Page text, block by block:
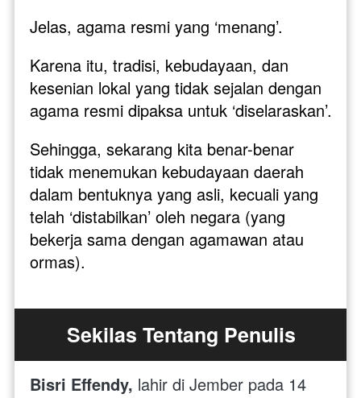
Jelas, agama resmi yang ‘menang’.
Karena itu, tradisi, kebudayaan, dan
kesenian lokal yang tidak sejalan dengan
Sehingga, sekarang kita benar-benar
tidak menemukan kebudayaan daerah
dalam bentuknya yang asli, kecuali yang
telah ‘distabilkan’ oleh negara (yang
bekerja sama dengan agamawan atau
ormas).
Sekilas Tentang Penulis
Bisri Effendy, lahir di Jember pada 14